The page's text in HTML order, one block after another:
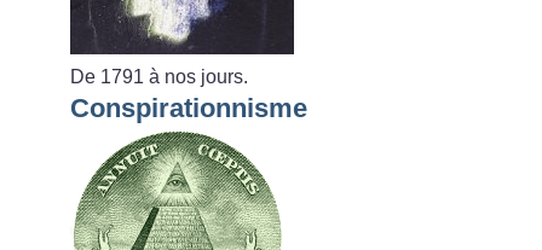
De 1791 à nos jours.
Conspirationnisme